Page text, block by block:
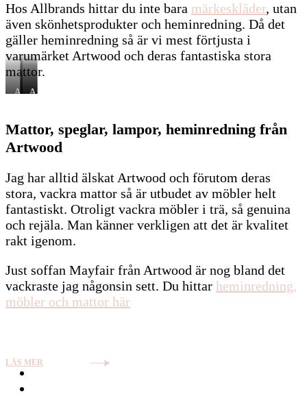
Hos Allbrands hittar du inte bara märkeskläder, utan
även skönhetsprodukter och heminredning. Då det
gäller heminredning så är vi mest förtjusta i
varumärket Artwood och deras fantastiska stora
mattor.
Artwood
Artwood
Artwood
Mattor, speglar, lampor, heminredning från
Artwood
Jag har alltid älskat Artwood och förutom deras
stora, vackra mattor så är utbudet av möbler helt
fantastiskt. Otroligt vackra möbler i trä, så genuina
och rejäla. Man känner verkligen att det är kvalitet
rakt igenom.
Just soffan Mayfair från Artwood är nog bland det
vackraste jag någonsin sett. Du hittar heminredning,
möbler och mattor här
LÄS MER